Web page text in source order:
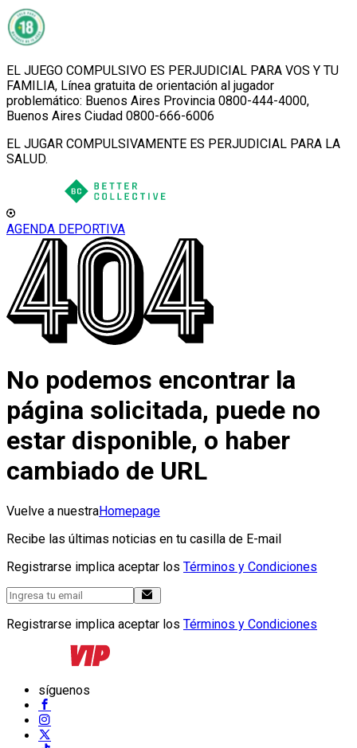
EL JUEGO COMPULSIVO ES PERJUDICIAL PARA VOS Y TU
FAMILIA, Línea gratuita de orientación al jugador
problemático: Buenos Aires Provincia 0800-444-4000,
Buenos Aires Ciudad 0800-666-6006
EL JUGAR COMPULSIVAMENTE ES PERJUDICIAL PARA LA
SALUD.
AGENDA DEPORTIVA
No podemos encontrar la
página solicitada, puede no
estar disponible, o haber
cambiado de URL
Vuelve a nuestraHomepage
Recibe las últimas noticias en tu casilla de E-mail
Registrarse implica aceptar los Términos y Condiciones
Registrarse implica aceptar los Términos y Condiciones
síguenos